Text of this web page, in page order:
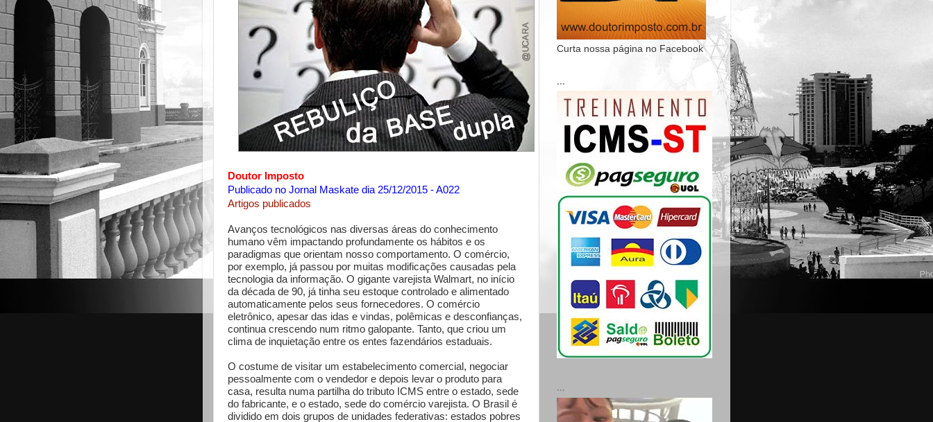
Doutor Imposto
Publicado no Jornal Maskate dia 25/12/2015 - A022
Artigos publicados
Avanços tecnológicos nas diversas áreas do conhecimento
humano vêm impactando profundamente os hábitos e os
paradigmas que orientam nosso comportamento. O comércio,
por exemplo, já passou por muitas modificações causadas pela
tecnologia da informação. O gigante varejista Walmart, no início
da década de 90, já tinha seu estoque controlado e alimentado
automaticamente pelos seus fornecedores. O comércio
eletrônico, apesar das idas e vindas, polêmicas e desconfianças,
continua crescendo num ritmo galopante. Tanto, que criou um
clima de inquietação entre os entes fazendários estaduais.
O costume de visitar um estabelecimento comercial, negociar
pessoalmente com o vendedor e depois levar o produto para
casa, resulta numa partilha do tributo ICMS entre o estado, sede
do fabricante, e o estado, sede do comércio varejista. O Brasil é
dividido em dois grupos de unidades federativas: estados pobres
Curta nossa página no Facebook
...
...